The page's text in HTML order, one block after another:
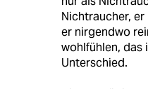
Nichtraucher,
er nirgendwo
wohlfühlen, das
Unterschied.